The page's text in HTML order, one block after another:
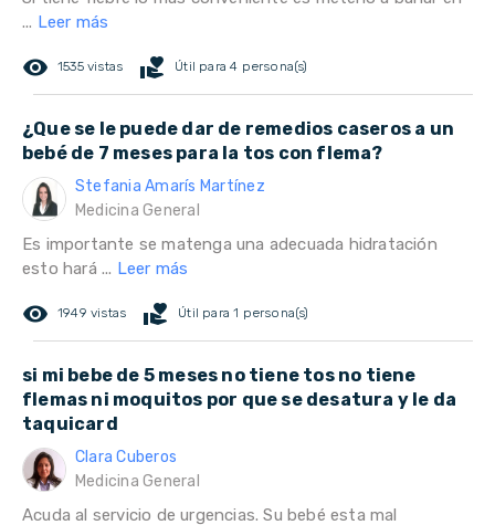
... Leer más
remove_red_eye 1535 vistas volunteer_activism Útil para 4 persona(s)
¿Que se le puede dar de remedios caseros a un
bebé de 7 meses para la tos con flema?
Stefania Amarís Martínez
Medicina General
Es importante se matenga una adecuada hidratación
esto hará ... Leer más
remove_red_eye 1949 vistas volunteer_activism Útil para 1 persona(s)
si mi bebe de 5 meses no tiene tos no tiene
flemas ni moquitos por que se desatura y le da
taquicard
Clara Cuberos
Medicina General
Acuda al servicio de urgencias. Su bebé esta mal